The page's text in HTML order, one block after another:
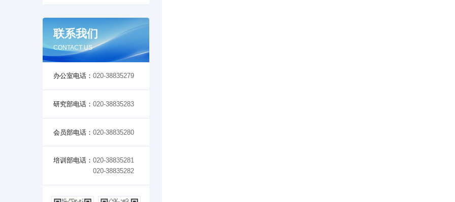
联系我们
CONTACT US
办公室电话： 020-38835279
研究部电话： 020-38835283
会员部电话： 020-38835280
培训部电话： 020-38835281
020-38835282